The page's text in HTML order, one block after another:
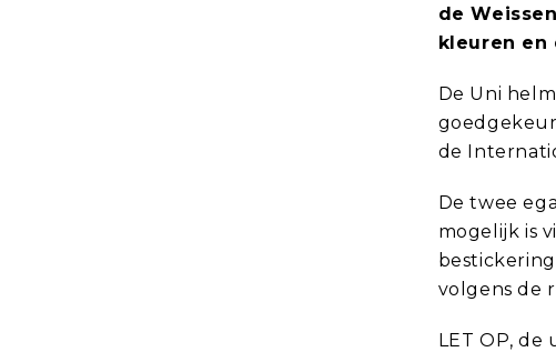
de
kleuren en
De Uni
de
De twee
mogelijk is
volgens de
LET OP,